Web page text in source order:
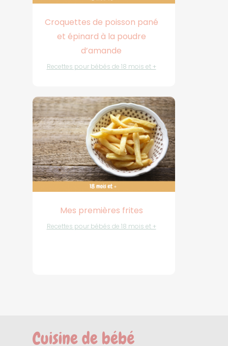
Croquettes de poisson pané
et épinard à la poudre
d’amande
Recettes pour bébés de 18 mois et +
Mes premières frites
Recettes pour bébés de 18 mois et +